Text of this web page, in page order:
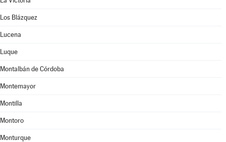
Los Blázquez
Lucena
Luque
Montalbán de Córdoba
Montemayor
Montilla
Montoro
Monturque